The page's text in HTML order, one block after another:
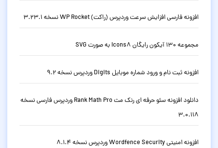
افزونه فارسی افزایش سرعت وردپرس (راکت) WP Rocket نسخه 3.23.1
مجموعه 130 آیکون رایگان Icons8 به صورت SVG
افزونه ثبت نام و ورود شماره موبایل Digits وردپرس نسخه 9.2
دانلود افزونه سئو حرفه ای رنک مث Rank Math Pro وردپرس فارسی نسخه
3.0.118
افزونه امنیتی Wordfence Security وردپرس نسخه 8.1.4